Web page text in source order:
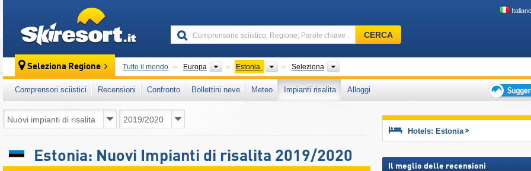
Italiano
Comprensorio
sciistico,
chiave
…
CERCA
Seleziona Regione Tutto il mondo Europa Continenti
Estonia PaesiSeleziona
Comprensori sciistici Recensioni Confronto Bollettini neve Meteo Impianti risalita
Alloggi
per
Estonia: Nuovi Impianti di risalita 2019/2020
Hotels: Estonia
Il meglio delle recensioni